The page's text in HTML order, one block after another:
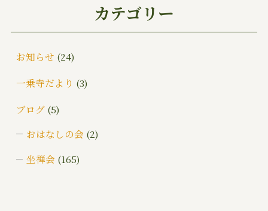
カテゴリー
お知らせ (24)
一乗寺だより (3)
ブログ(5)
おはなしの会 (2)
坐禅会 (165)